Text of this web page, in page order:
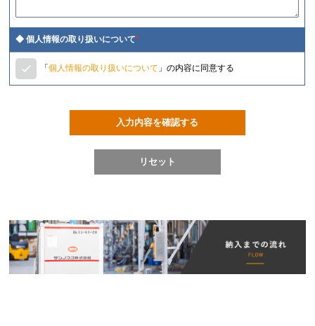
個人情報の取り扱いについて*
「個人情報の取り扱いについて 」の内容に同意する